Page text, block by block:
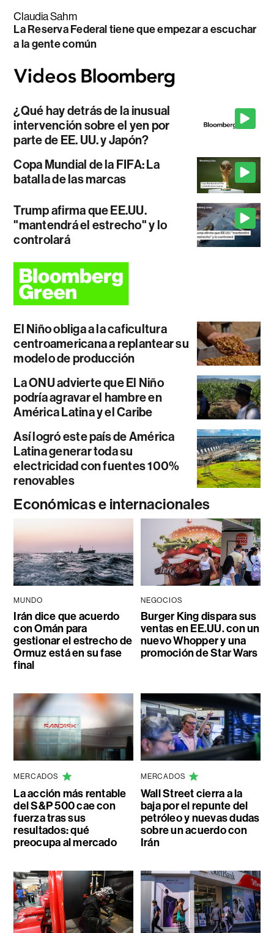
Claudia Sahm
La Reserva Federal tiene que empezar a escuchar
a la gente común
¿Qué hay detrás de la inusual
intervención sobre el yen por
parte de EE. UU. y Japón?
Copa Mundial de la FIFA: La
batalla de las marcas
Trump afirma que EE.UU.
"mantendrá el estrecho" y lo
controlará
El Niño obliga a la caficultura
centroamericana a replantear su
modelo de producción
La ONU advierte que El Niño
podría agravar el hambre en
América Latina y el Caribe
Así logró este país de América
Latina generar toda su
electricidad con fuentes 100%
renovables
Económicas e internacionales
MUNDO
Irán dice que acuerdo
con Omán para
gestionar el estrecho de
Ormuz está en su fase
final
NEGOCIOS
Burger King dispara sus
ventas en EE.UU. con un
nuevo Whopper y una
promoción de Star Wars
MERCADOS
La acción más rentable
del S&P 500 cae con
fuerza tras sus
resultados: qué
preocupa al mercado
MERCADOS
Wall Street cierra a la
baja por el repunte del
petróleo y nuevas dudas
sobre un acuerdo con
Irán